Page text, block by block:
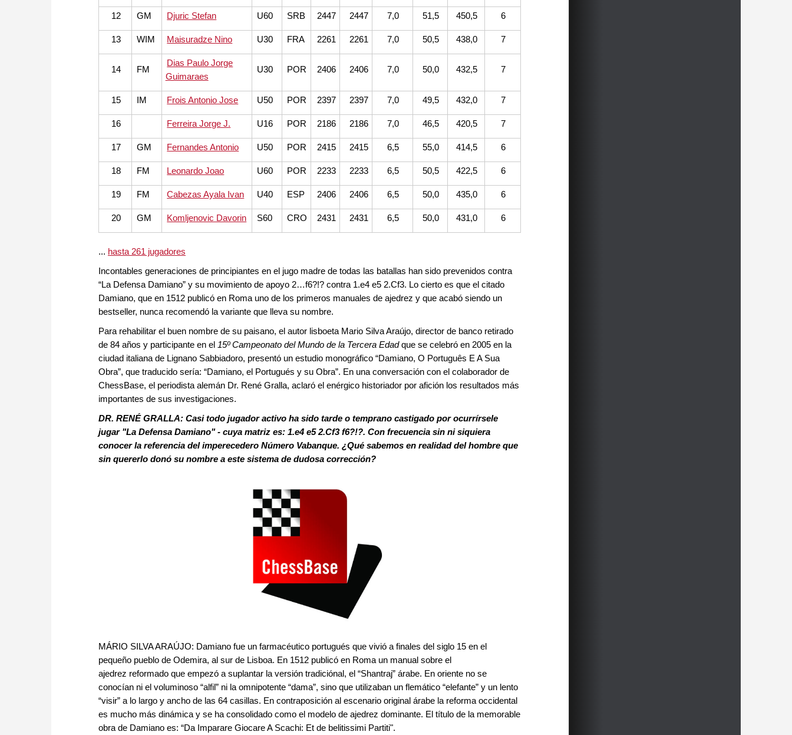
12 GM Djuric Stefan U60 SRB 2447 2447 7,0 51,5 450,5 6
13 WIM Maisuradze Nino U30 FRA 2261 2261 7,0 50,5 438,0 7
14 FM
Dias Paulo Jorge
Guimaraes
U30 POR 2406 2406 7,0 50,0 432,5 7
15 IM Frois Antonio Jose U50 POR 2397 2397 7,0 49,5 432,0 7
16 Ferreira Jorge J. U16 POR 2186 2186 7,0 46,5 420,5 7
17 GM Fernandes Antonio U50 POR 2415 2415 6,5 55,0 414,5 6
18 FM Leonardo Joao U60 POR 2233 2233 6,5 50,5 422,5 6
19 FM Cabezas Ayala Ivan U40 ESP 2406 2406 6,5 50,0 435,0 6
20 GM Komljenovic Davorin S60 CRO 2431 2431 6,5 50,0 431,0 6
... hasta 261 jugadores
Incontables generaciones de principiantes en el jugo madre de todas las batallas han sido prevenidos contra
“La Defensa Damiano” y su movimiento de apoyo 2…f6?!? contra 1.e4 e5 2.Cf3. Lo cierto es que el citado
Damiano, que en 1512 publicó en Roma uno de los primeros manuales de ajedrez y que acabó siendo un
bestseller, nunca recomendó la variante que lleva su nombre.
Para rehabilitar el buen nombre de su paisano, el autor lisboeta Mario Silva Araújo, director de banco retirado
de 84 años y participante en el 15º Campeonato del Mundo de la Tercera Edadque se celebró en 2005 en la
ciudad italiana de Lignano Sabbiadoro, presentó un estudio monográfico “Damiano, O Português E A Sua
Obra”, que traducido sería: “Damiano, el Portugués y su Obra”. En una conversación con el colaborador de
ChessBase, el periodista alemán Dr. René Gralla, aclaró el enérgico historiador por afición los resultados más
importantes de sus investigaciones.
DR. RENÉ GRALLA: Casi todo jugador activo ha sido tarde o temprano castigado por ocurrírsele
jugar "La Defensa Damiano" - cuya matriz es: 1.e4 e5 2.Cf3 f6?!?. Con frecuencia sin ni siquiera
conocer la referencia del imperecedero Número Vabanque. ¿Qué sabemos en realidad del hombre que
sin quererlo donó su nombre a este sistema de dudosa corrección?
MÁRIO SILVA ARAÚJO: Damiano fue un farmacéutico portugués que vivió a finales del siglo 15 en el
pequeño pueblo de Odemira, al sur de Lisboa. En 1512 publicó en Roma un manual sobre el
ajedrez reformado que empezó a suplantar la versión tradiciónal, el “Shantraj” árabe. En oriente no se
conocían ni el voluminoso “alfil” ni la omnipotente “dama”, sino que utilizaban un flemático “elefante” y un lento
“visir” a lo largo y ancho de las 64 casillas. En contraposición al escenario original árabe la reforma occidental
es mucho más dinámica y se ha consolidado como el modelo de ajedrez dominante. El título de la memorable
obra de Damiano es: “Da Imparare Giocare A Scachi: Et de belitissimi Partiti".